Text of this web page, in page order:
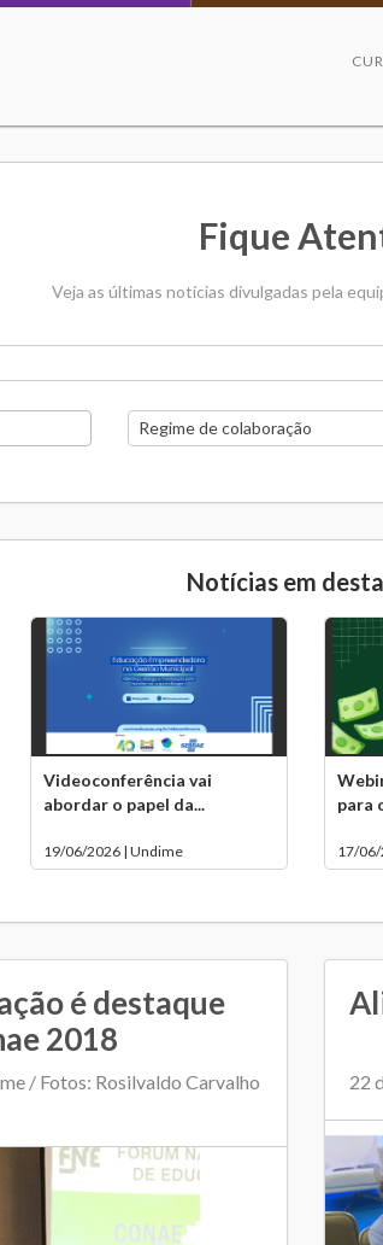
Fique
Veja as últimas notícias divulgadas pela
Regime de colaboração
Notícias em
Videoconferência vai
abordar o papel da...
19/06/2026 | Undime
para
17/06/
é destaque
2018
/ Fotos: Rosilvaldo Carvalho
22